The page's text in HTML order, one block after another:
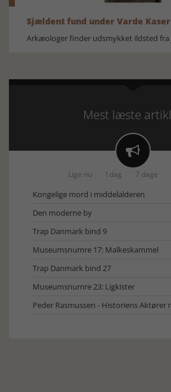
Sjældent fund under Varde
Arkæologer finder udsmykket ildsted fra
Mest læste

Lige nu I dag 7 dage
Kongelige mord i middelalderen
Den moderne by
Trap Danmark bind 9
Museumsnumre 17: Malkeskammel
Trap Danmark bind 27
Museumsnumre 23: Ligkister
Peder Rasmussen - Historiens Aktører